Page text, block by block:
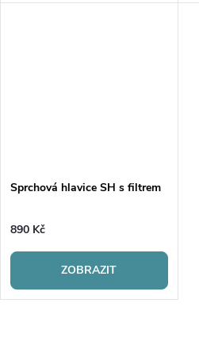
Sprchová hlavice SH s filtrem
890 Kč
ZOBRAZIT